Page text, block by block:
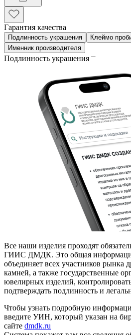
Гарантия качества
Подлинность украшения
Клеймо
Именник производителя
Подлинность украшения
Все наши изделия проходят
ГИИС ДМДК. Это общая
объединяет всех участников рынка
камней, а также государственные
ювелирных изделий,
подтверждать подлинность и
Чтобы узнать подробную
введите УИН, который указан на
сайте dmdk.ru